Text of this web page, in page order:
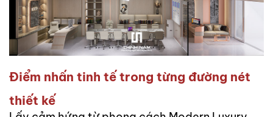
Điểm nhấn tinh tế trong từng đường nét
thiết kế